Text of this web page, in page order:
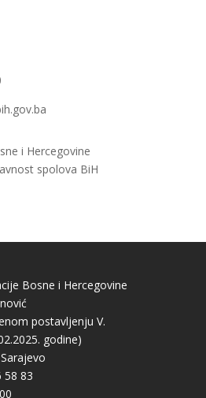
i Hercegovine
spolova BiH
Bosne i Hercegovine
postavljenju V.
godine)
58 83